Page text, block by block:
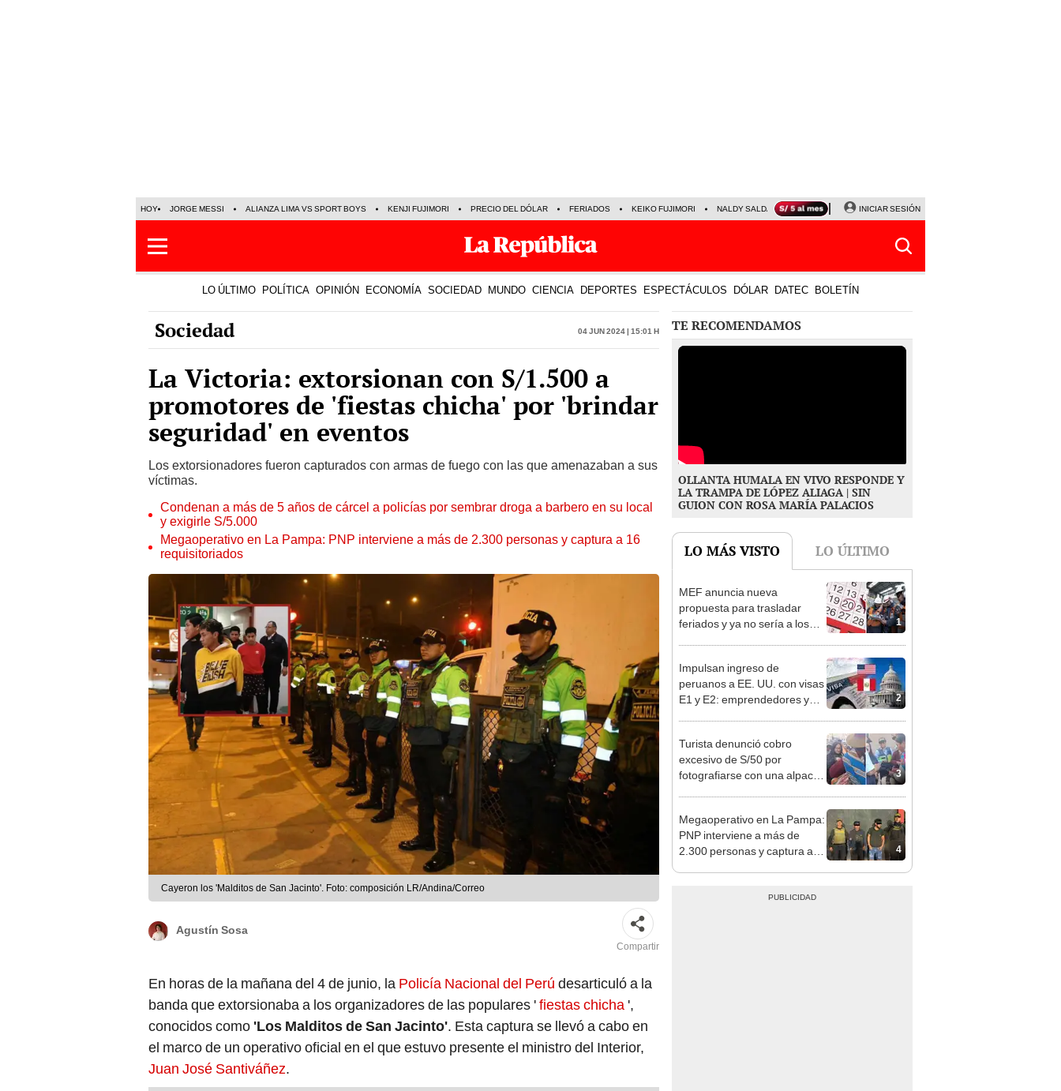
HOY JORGE MESSI ALIANZA LIMA VS SPORT BOYS KENJI FUJIMORI PRECIO DEL DÓLAR FERIADOS KEIKO FUJIMORI NALDY SALDAÑA JAVIER MILEI PARTIDOS DE HOY
INICIAR SESIÓN
LO ÚLTIMO POLÍTICA OPINIÓN ECONOMÍA SOCIEDAD MUNDO CIENCIA DEPORTES ESPECTÁCULOS DÓLAR DATEC BOLETÍN
Sociedad 04 Jun 2024 | 15:01 h
La Victoria: extorsionan con S/1.500 a
promotores de 'fiestas chicha' por 'brindar
seguridad' en eventos
Los extorsionadores fueron capturados con armas de fuego con las que amenazaban a sus
víctimas.
Condenan a más de 5 años de cárcel a policías por sembrar droga a barbero en su local
y exigirle S/5.000
Megaoperativo en La Pampa: PNP interviene a más de 2.300 personas y captura a 16
requisitoriados
Cayeron los 'Malditos de San Jacinto'. Foto: composición LR/Andina/Correo
Agustín Sosa
Compartir
En horas de la mañana del 4 de junio, la Policía Nacional del Perú desarticuló a la
banda que extorsionaba a los organizadores de las populares 'fiestas chicha ',
conocidos como 'Los Malditos de San Jacinto'. Esta captura se llevó a cabo en
el marco de un operativo oficial en el que estuvo presente el ministro del Interior,
Juan José Santiváñez.
TE RECOMENDAMOS
OLLANTA HUMALA EN VIVO RESPONDE Y
LA TRAMPA DE LÓPEZ ALIAGA | SIN
GUION CON ROSA MARÍA PALACIOS
LO MÁS VISTO LO ÚLTIMO
1
MEF anuncia nueva
propuesta para trasladar
feriados y ya no sería a los
2
Impulsan ingreso de
peruanos a EE. UU. con visas
E1 y E2: emprendedores y
3
Turista denunció cobro
excesivo de S/50 por
fotografiarse con una alpaca
4
Megaoperativo en La Pampa:
PNP interviene a más de
2.300 personas y captura a